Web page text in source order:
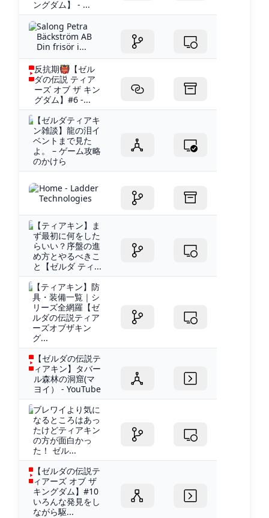
ングダム】 - ...
Salong Petra
Bäckström AB
Din frisör i...
反抗期👹【ゼル
ダの伝説 ティア
ーズ オブ ザ キン
グダム】#6 -...
【ゼルダティアキ
ン雑談】龍の泪イ
ベントまで見た
よ。 – ゲーム攻略
のかけら
Home - Ladder
Technologies
【ティアキン】ま
ず最初に何をした
らいい？序盤の進
め方とやるべきこ
と【ゼルダ ティ...
【ティアキン】防
具・装備一覧｜シ
リーズ全網羅【ゼ
ルダの伝説ティア
ーズオブザキン
グ...
【ゼルダの伝説テ
ィアキン】タバー
ル森林の洞窟(マ
ヨイ） - YouTube
ブレワイより気に
なるところはあっ
たけどティアキン
の方が面白かっ
た！ ゼル...
【ゼルダの伝説テ
ィアーズ オブ ザ
キングダム】#10
いろんな発見をし
ながら駆...